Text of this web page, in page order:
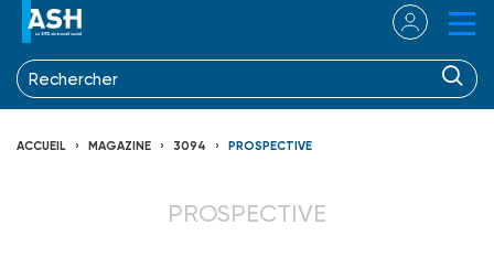
ACCUEIL MAGAZINE 3094 PROSPECTIVE
PROSPECTIVE